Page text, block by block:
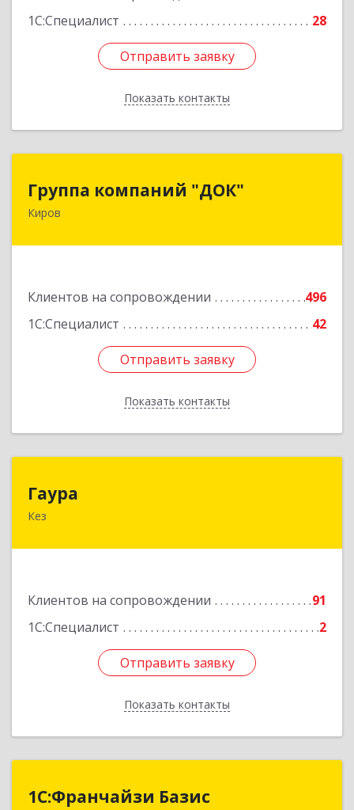
1С:Специалист
28
Отправить заявку
Показать контакты
Отправить заявку
Назад
Группа компаний "ДОК"
Киров
Клиентов на сопровождении
496
1С:Специалист
42
Отправить заявку
Показать контакты
Группа компаний "ДОК"
610017, Кировская обл, Киров г, Горького ул,
Отправить заявку
Назад
Гаура
Кез
Клиентов на сопровождении
91
1С:Специалист
2
Отправить заявку
Показать контакты
Отправить заявку
Назад
1С:Франчайзи Базис